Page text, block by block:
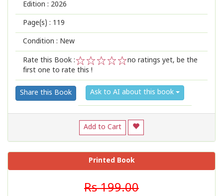
Edition : 2026
Page(s) : 119
Condition : New
Rate this Book :
2
1
no ratings yet, be the
first one to rate this !
Share this Book Ask to AI about this book
Add to Cart
Printed Book
Rs 199.00